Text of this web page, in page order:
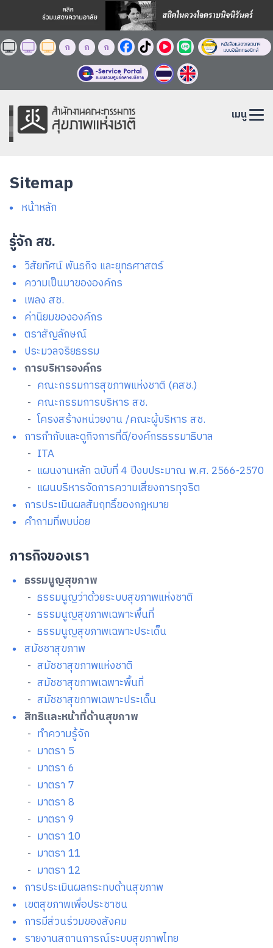
ก ก ก
เมนู
Sitemap
หน้าหลัก
รู้จัก สช.
วิสัยทัศน์ พันธกิจ และยุทธศาสตร์
ความเป็นมาขององค์กร
เพลง สช.
ค่านิยมขององค์กร
ตราสัญลักษณ์
ประมวลจริยธรรม
การบริหารองค์กร
- คณะกรรมการสุขภาพแห่งชาติ (คสช.)
- คณะกรรมการบริหาร สช.
-โครงสร้างหน่วยงาน /คณะผู้บริหาร สช.
การกำกับและดูกิจการที่ดี/องค์กรธรรมาธิบาล
- ITA
- แผนงานหลัก ฉบับที่ 4 ปีงบประมาณ พ.ศ. 2566-2570
- แผนบริหารจัดการความเสี่ยงการทุจริต
การประเมินผลสัมฤทธิ์ของกฎหมาย
คำถามที่พบบ่อย
ภารกิจของเรา
ธรรมนูญสุขภาพ
- ธรรมนูญว่าด้วยระบบสุขภาพแห่งชาติ
- ธรรมนูญสุขภาพเฉพาะพื้นที่
- ธรรมนูญสุขภาพเฉพาะประเด็น
สมัชชาสุขภาพ
- สมัชชาสุขภาพแห่งชาติ
- สมัชชาสุขภาพเฉพาะพื้นที่
- สมัชชาสุขภาพเฉพาะประเด็น
สิทธิและหน้าที่ด้านสุขภาพ
- ทำความรู้จัก
- มาตรา 5
- มาตรา 6
- มาตรา 7
- มาตรา 8
- มาตรา 9
- มาตรา 10
- มาตรา 11
- มาตรา 12
การประเมินผลกระทบด้านสุขภาพ
เขตสุขภาพเพื่อประชาชน
การมีส่วนร่วมของสังคม
รายงานสถานการณ์ระบบสุขภาพไทย